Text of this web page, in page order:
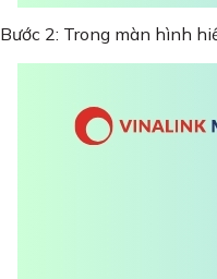
Bước 2: Trong màn hình